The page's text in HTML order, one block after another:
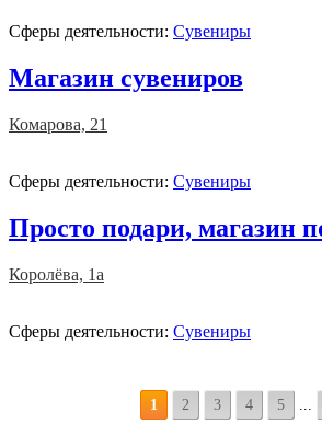
Сферы деятельности: Сувениры
Магазин сувениров
Комарова, 21
Сферы деятельности: Сувениры
Просто подари, магазин
Королёва, 1а
Сферы деятельности: Сувениры
1 2 3 4 5